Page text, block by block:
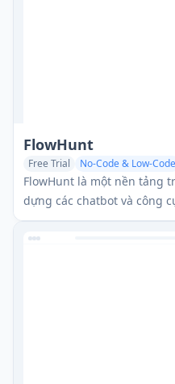
FlowHunt
Free Trial No-Code & Low-Code
FlowHunt là một nền tảng
dựng các chatbot và công
tùy chỉnh.